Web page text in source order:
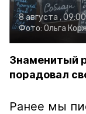
8 августа , 09:00
Фото: Ольга
Знаменитый
порадовал
Ранее мы